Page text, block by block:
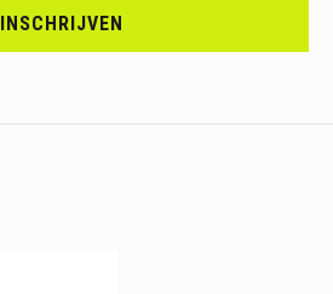
INSCHRIJVEN